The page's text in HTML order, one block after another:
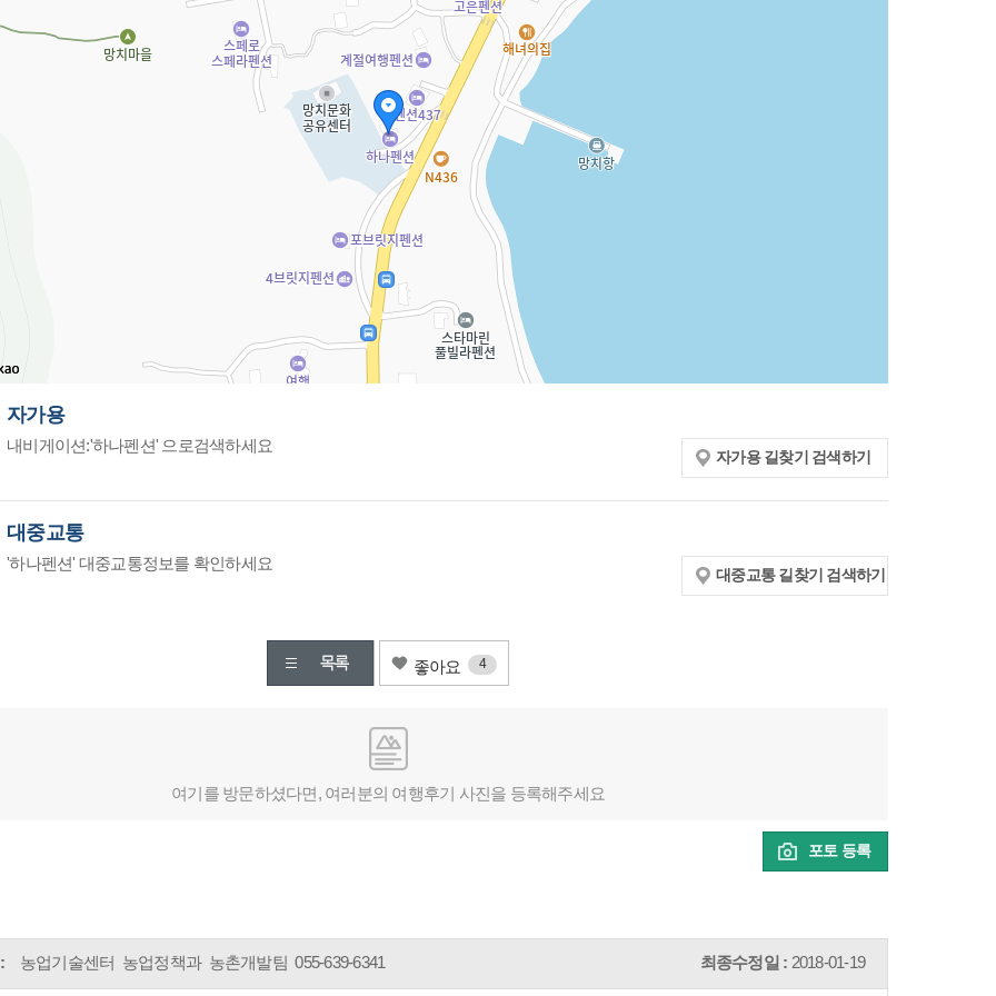
자가용
내비게이션:'하나펜션' 으로검색하세요
자가용 길찾기 검색하기
대중교통
'하나펜션' 대중교통정보를 확인하세요
대중교통 길찾기 검색하기
좋아요 4
여기를 방문하셨다면, 여러분의 여행후기 사진을 등록해주세요
포토 등록
농업기술센터 농업정책과 농촌개발팀055-639-6341 최종수정일 : 2018-01-19